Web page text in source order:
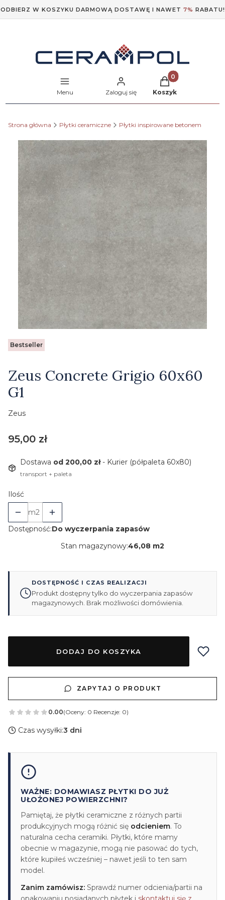
ODBIERZ W KOSZYKU DARMOWĄ DOSTAWĘ I NAWET 7% RABATU!
Menu Zaloguj się
Produkty w
Koszyk
Strona główna Płytki ceramiczne Płytki inspirowane betonem
Etykiety
Bestseller
Zeus Concrete Grigio 60x60
G1
Zeus
Cena
95,00 zł
Dostawa od 200,00 zł- Kurier (półpaleta 60x80)
transport + paleta
Ilość
m2
Dostępność:Do wyczerpania zapasów
Stan magazynowy:46,08 m2
DOSTĘPNOŚĆ I CZAS REALIZACJI
Produkt dostępny tylko do wyczerpania zapasów
magazynowych. Brak możliwości domówienia.
DODAJ DO KOSZYKA
ZAPYTAJ O PRODUKT
0.00(Oceny: 0 Recenzje: 0)
Czas wysyłki:3 dni
WAŻNE: DOMAWIASZ PŁYTKI DO JUŻ
UŁOŻONEJ POWIERZCHNI?
Pamiętaj, że płytki ceramiczne z różnych partii
produkcyjnych mogą różnić się odcieniem. To
naturalna cecha ceramiki. Płytki, które mamy
obecnie w magazynie, mogą nie pasować do tych,
które kupiłeś wcześniej – nawet jeśli to ten sam
model.
Zanim zamówisz: Sprawdź numer odcienia/partii na